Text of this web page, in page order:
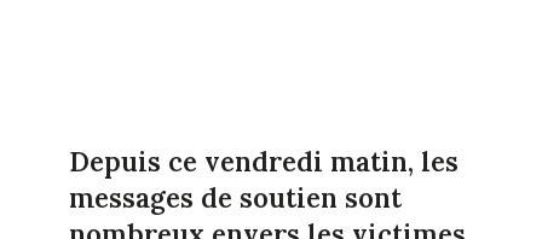
Depuis ce vendredi matin, les
messages de soutien sont